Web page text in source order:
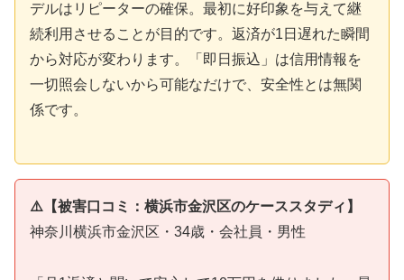
デルはリピーターの確保。最初に好印象を与えて継
続利用させることが目的です。返済が1日遅れた瞬間
から対応が変わります。「即日振込」は信用情報を
一切照会しないから可能なだけで、安全性とは無関
係です。
⚠️【被害口コミ：横浜市金沢区のケーススタディ】
神奈川横浜市金沢区・34歳・会社員・男性